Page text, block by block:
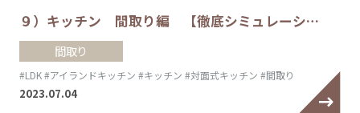
９）キッチン 間取り編 【徹底シミュレーシ…
間取り
#LDK#アイランドキッチン #キッチン #対面式キッチン #間取り
2023.07.04